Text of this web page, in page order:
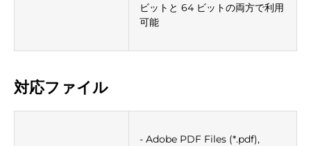
ビットと 64 ビットの両方で利用
可能
対応ファイル
- Adobe PDF Files (*.pdf),